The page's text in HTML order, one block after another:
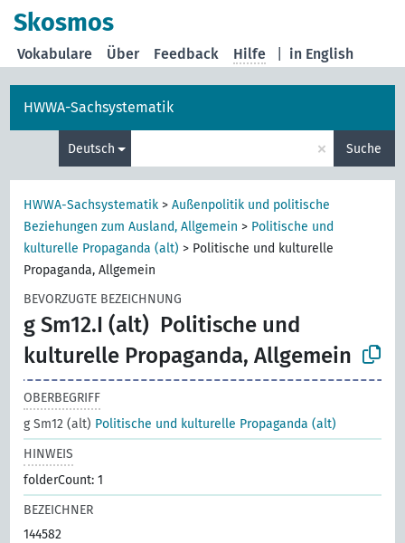
Skosmos
in English
Vokabulare Über Feedback Hilfe
HWWA-Sachsystematik
Deutsch × Suche
HWWA-Sachsystematik >Außenpolitik und politische
Beziehungen zum Ausland, Allgemein > Politische und
kulturelle Propaganda (alt) > Politische und kulturelle
Propaganda, Allgemein
BEVORZUGTE BEZEICHNUNG
g Sm12.I (alt) Politische und
kulturelle Propaganda, Allgemein
OBERBEGRIFF
g Sm12 (alt) Politische und kulturelle Propaganda (alt)
HINWEIS
folderCount: 1
BEZEICHNER
144582